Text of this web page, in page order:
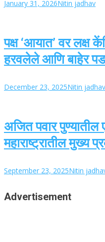
January 31, 2026Nitin jadhav
पक्ष ‘आयात’ वर लक्ष
हरवलेले आणि बाहेर
December 23, 2025Nitin jadhav
अजित पवार पुण्यातील
महाराष्ट्रातील मुख्य
September 23, 2025Nitin
Advertisement